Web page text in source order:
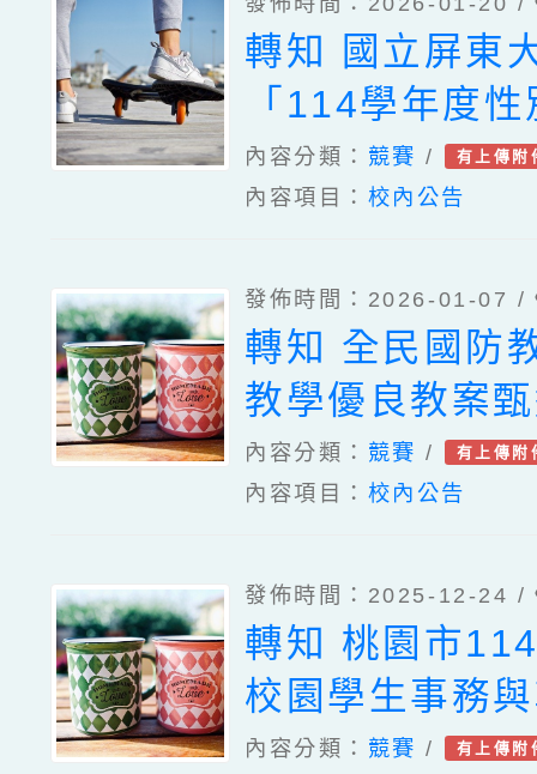
轉知 國立屏東
「114學年度
育課程教學教
計畫」
內容分類： 競賽 / 有上傳附
內容項目： 校內公告
發佈時間：2026-01-07 /
轉知 全民國防
教學優良教案
內容分類： 競賽 / 有上傳附
內容項目： 校內公告
發佈時間：2025-12-24 /
轉知 桃園市
校園學生事務
－－高中、國
內容分類： 競賽 / 有上傳附